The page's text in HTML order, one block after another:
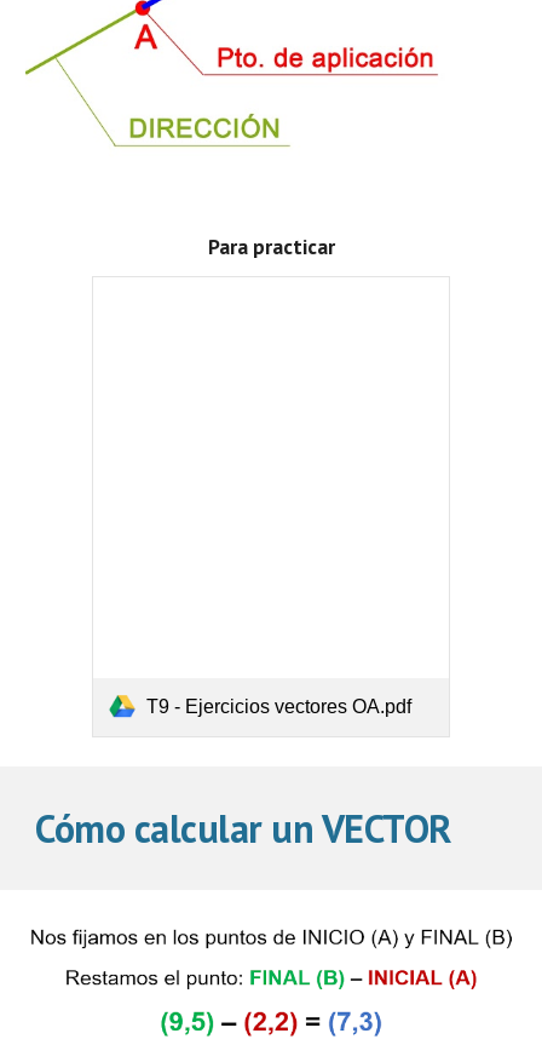
Para practicar
T9 - Ejercicios vectores OA.pdf
Cómo calcular un VECTOR